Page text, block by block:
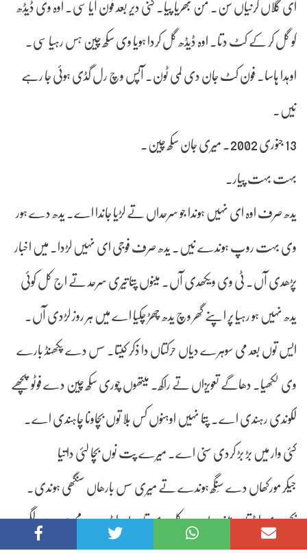
ای گلاں کرنیاں سن۔ من بھریا پیا۔ کنی دیر بعد فون آیا سی۔ اوہ وی ڈیڈھ
کو گل کر کے کٹ دتا۔ اوہ ڈیڈھ گل کردا ہویا وی سکھ چین ہس رہیا سی۔
اوہدا ہاسا۔ فون کٹ جان دی لمی ٹون۔ آپس وچ رل گڈی ہوئی جا رہے
نیں۔
13 جنوری 2002۔ میری جان سکھ چین۔
بہت بہت پیار۔
یدھ صرف اوہ ای نہیں ہوندا جو سرحداں تے لڑیا جاندا اے۔ یدھ دے ہور
وی بہت روپ ہوندے نیں۔ یدھ صرف فوجی ای نہیں لڑدا۔ میں اخبار
پڑھدی آں۔ ٹی وی ویکھدی آں۔ مینوں پتا تیری سرحد تے اج کل کوئی
یدھ نہیں ہو رہیا پر اپنے گھر وچ یدھ چھڑ چکیا اے میں ہر روز لڑدی آں۔
ایس توں بعد می سوہرے دیاں حرکتاں دا ذکر کیتا۔ سس دے پکھنڈ بارے
وی لکھیا۔ دھاگے تعویزاں تے راکھ۔ میتھوں چوری سکھ چین دے فوٹو پچھے
لکوندی رہندی اے۔ پتا نہیں اوہنوں کس بلا توں بچاونا چاہندی اے۔
کئی وار میں بڑ بڑ کردی سنی اے۔ میرے پت نوں بچا لئی داتیا
جیکر مورکھاں دے سِنگھ ہوندے تے میری سس بارھاں سنگھی ہوندی۔
بچن دی لوڑ تاں مینوں اے۔ کل دی تاں ایہ لوڑ بہت محسوس ہون لگی